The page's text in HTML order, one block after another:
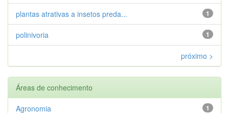
1
plantas atrativas a insetos preda...
1
polinivoria
próximo >
Áreas de conhecimento
1
Agronomia